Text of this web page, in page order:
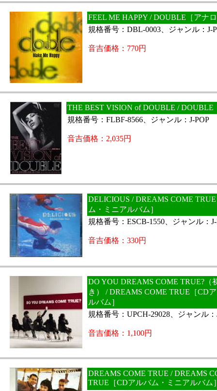
FEEL ME HAPPY / DOUBLE［アナ
規格番号：DBL-0003、ジャンル：J-
音吉価格：770円
THE BEST VISION of DOUBLE / DOUBLE
規格番号：FLBF-8566、ジャンル：J-POP
音吉価格：2,035円
DELICIOUS / DREAMS COME
ム・ミニアルバム］
規格番号：ESCB-1550、ジャンル：J-
音吉価格：330円
DO YOU DREAMS COME TRUE?（
き） / DREAMS COME TRUE［CD
ルバム］
規格番号：UPCH-29028、ジャンル：
音吉価格：1,100円
DREAMS COME TRUE / DREAMS
TRUE［CDアルバム・ミニアルバム